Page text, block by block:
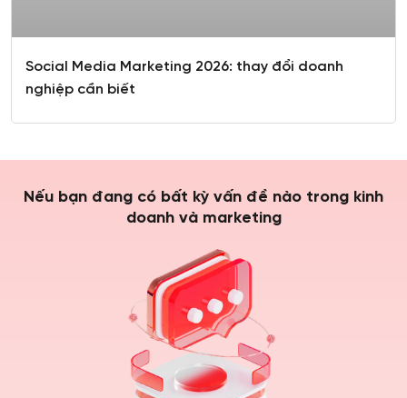
Social Media Marketing 2026: thay đổi doanh
nghiệp cần biết
Nếu bạn đang có bất kỳ vấn đề nào trong kinh
doanh và marketing